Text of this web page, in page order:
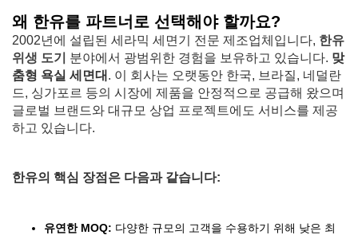
왜 한유를 파트너로 선택해야 할까요?
2002년에 설립된 세라믹 세면기 전문 제조업체입니다, 한유
위생 도기
분야에서 광범위한 경험을 보유하고 있습니다. 맞
춤형 욕실 세면대 . 이 회사는 오랫동안 한국, 브라질, 네덜란
드, 싱가포르 등의 시장에 제품을 안정적으로 공급해 왔으며
글로벌 브랜드와 대규모 상업 프로젝트에도 서비스를 제공
하고 있습니다.
한유의 핵심 장점은 다음과 같습니다:
유연한 MOQ: 다양한 규모의 고객을 수용하기 위해 낮은 최